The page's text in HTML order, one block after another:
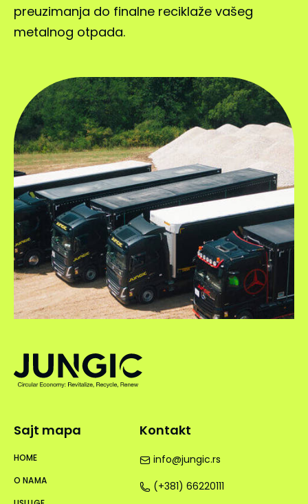
preuzimanja do finalne reciklaže vašeg
metalnog otpada.
Sajt mapa
HOME
O NAMA
Kontakt
info@jungic.rs
(+381) 66220111